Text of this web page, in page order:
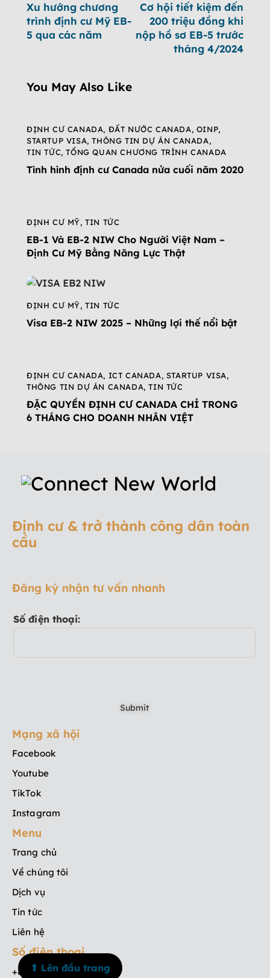
Xu hướng chương
trình định cư Mỹ EB-
5 qua các năm
Cơ hội tiết kiệm đến
200 triệu đồng khi
nộp hồ sơ EB-5 trước
tháng 4/2024
You May Also Like
ĐỊNH CƯ CANADA, ĐẤT NƯỚC CANADA, OINP,
STARTUP VISA,THÔNG TIN DỰ ÁN CANADA,
TIN TỨC,TỔNG QUAN CHƯƠNG TRÌNH CANADA
Tình hình định cư Canada nửa cuối năm 2020
ĐỊNH CƯ MỸ,TIN TỨC
EB-1 Và EB-2 NIW Cho Người Việt Nam –
Định Cư Mỹ Bằng Năng Lực Thật
ĐỊNH CƯ MỸ,TIN TỨC
Visa EB-2 NIW 2025 – Những lợi thế nổi bật
ĐỊNH CƯ CANADA, ICT CANADA, STARTUP VISA,
THÔNG TIN DỰ ÁN CANADA,TIN TỨC
ĐẶC QUYỀN ĐỊNH CƯ CANADA CHỈ TRONG
6 THÁNG CHO DOANH NHÂN VIỆT
Định cư & trở thành công dân toàn
cầu
Đăng ký nhận tư vấn nhanh
Số điện thoại:
Mạng xã hội
Facebook
Youtube
TikTok
Instagram
Menu
Trang chủ
Về chúng tôi
Dịch vụ
Tin tức
Liên hệ
Số điện thoại
+84 908 835 533
⬆ Lên đầu trang